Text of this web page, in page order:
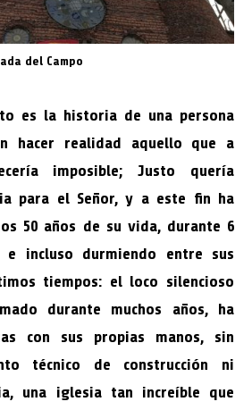
del Campo
es la historia de una persona
hacer realidad aquello que a
imposible; Justo quería
para el Señor, y a este fin ha
50 años de su vida, durante 6
incluso durmiendo entre sus
tiempos: el loco silencioso
durante muchos años, ha
con sus propias manos, sin
técnico de construcción ni
una iglesia tan increíble que